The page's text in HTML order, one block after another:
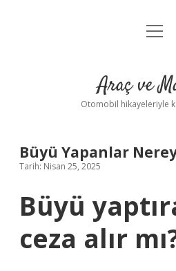
Anasayfa
Yasal
Araç ve
Otomobil hikayeleriyle
Büyü Yapanlar
Tarih: Nisan 25, 2025
Büyü
ceza alır